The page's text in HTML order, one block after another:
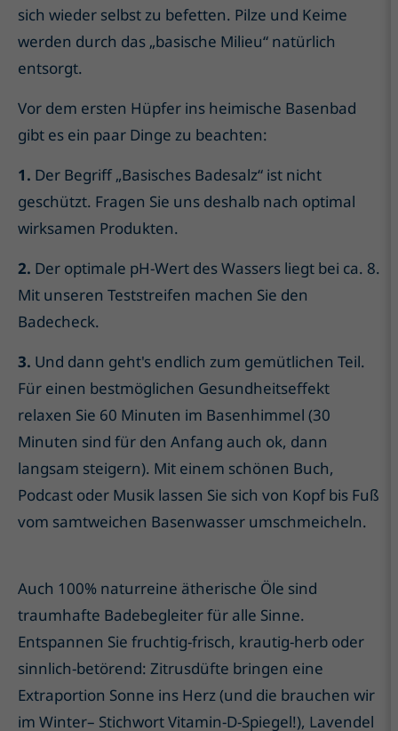
sich wieder selbst zu befetten. Pilze und Keime
werden durch das „basische Milieu“ natürlich
entsorgt.
Vor dem ersten Hüpfer ins heimische Basenbad
gibt es ein paar Dinge zu beachten:
1. Der Begriff „Basisches Badesalz“ ist nicht
geschützt. Fragen Sie uns deshalb nach optimal
wirksamen Produkten.
2. Der optimale pH-Wert des Wassers liegt bei ca. 8.
Mit unseren Teststreifen machen Sie den
Badecheck.
3. Und dann geht's endlich zum gemütlichen Teil.
Für einen bestmöglichen Gesundheitseffekt
relaxen Sie 60 Minuten im Basenhimmel (30
Minuten sind für den Anfang auch ok, dann
langsam steigern). Mit einem schönen Buch,
Podcast oder Musik lassen Sie sich von Kopf bis Fuß
vom samtweichen Basenwasser umschmeicheln.
Auch 100% naturreine ätherische Öle sind
traumhafte Badebegleiter für alle Sinne.
Entspannen Sie fruchtig-frisch, krautig-herb oder
sinnlich-betörend: Zitrusdüfte bringen eine
Extraportion Sonne ins Herz (und die brauchen wir
im Winter– Stichwort Vitamin-D-Spiegel!), Lavendel